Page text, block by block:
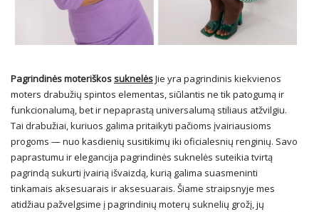
Pagrindinės moteriškossuknelėsJie yra pagrindinis kiekvienos
moters drabužių spintos elementas, siūlantis ne tik patogumą ir
funkcionalumą, bet ir nepaprastą universalumą stiliaus atžvilgiu.
Tai drabužiai, kuriuos galima pritaikyti pačioms įvairiausioms
progoms — nuo kasdienių susitikimų iki oficialesnių renginių. Savo
paprastumu ir elegancija pagrindinės suknelės suteikia tvirtą
pagrindą sukurti įvairią išvaizdą, kurią galima suasmeninti
tinkamais aksesuarais ir aksesuarais. Šiame straipsnyje mes
atidžiau pažvelgsime į pagrindinių moterų suknelių grožį, jų